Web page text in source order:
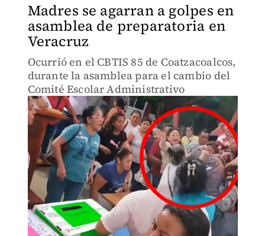
Madres se agarran a golpes en
asamblea de preparatoria en
Veracruz
Ocurrió en el CBTIS 85 de Coatzacoalcos,
durante la asamblea para el cambio del
Comité Escolar Administrativo